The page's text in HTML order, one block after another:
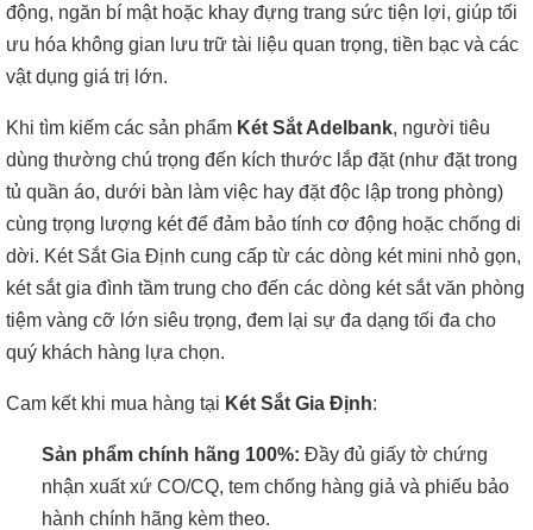
động, ngăn bí mật hoặc khay đựng trang sức tiện lợi, giúp tối
ưu hóa không gian lưu trữ tài liệu quan trọng, tiền bạc và các
vật dụng giá trị lớn.
Khi tìm kiếm các sản phẩm Két Sắt Adelbank, người tiêu
dùng thường chú trọng đến kích thước lắp đặt (như đặt trong
tủ quần áo, dưới bàn làm việc hay đặt độc lập trong phòng)
cùng trọng lượng két để đảm bảo tính cơ động hoặc chống di
dời. Két Sắt Gia Định cung cấp từ các dòng két mini nhỏ gọn,
két sắt gia đình tầm trung cho đến các dòng két sắt văn phòng
tiệm vàng cỡ lớn siêu trọng, đem lại sự đa dạng tối đa cho
quý khách hàng lựa chọn.
Cam kết khi mua hàng tại Két Sắt Gia Định:
Sản phẩm chính hãng 100%: Đầy đủ giấy tờ chứng
nhận xuất xứ CO/CQ, tem chống hàng giả và phiếu bảo
hành chính hãng kèm theo.